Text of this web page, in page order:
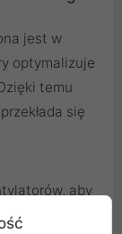
jest w
optymalizuje
temu
się
aby
potrzeb -